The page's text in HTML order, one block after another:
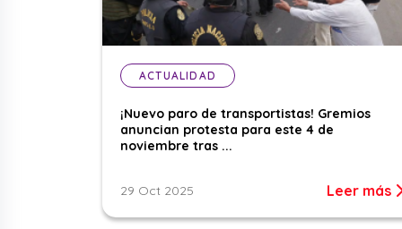
ACTUALIDAD
¡Nuevo paro de transportistas! Gremios
anuncian protesta para este 4 de
noviembre tras ...
29 Oct 2025 Leer más